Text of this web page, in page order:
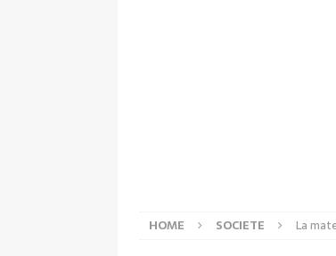
HOME SOCIETE La